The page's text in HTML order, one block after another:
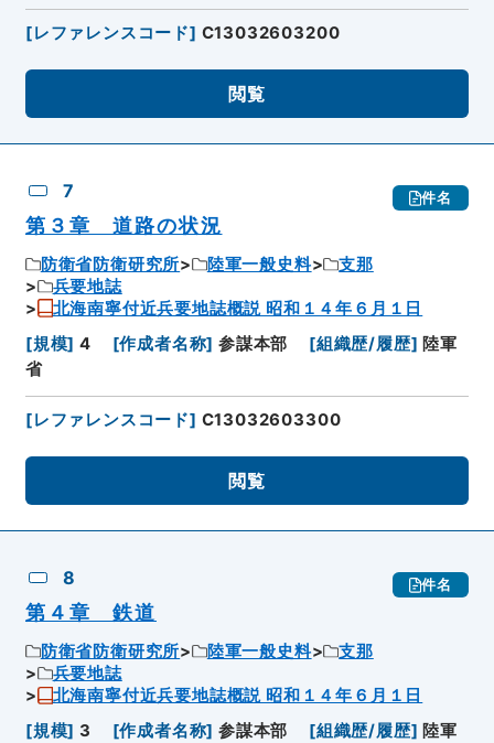
[レファレンスコード] C13032603200
閲覧
7 件名
第３章 道路の状況
防衛省防衛研究所 陸軍一般史料
支那
兵要地誌
北海南寧付近兵要地誌概説 昭和１４年６月１日
[規模] 4 [作成者名称] 参謀本部 [組織歴/履歴] 陸軍
省
[レファレンスコード] C13032603300
閲覧
8 件名
第４章 鉄道
防衛省防衛研究所 陸軍一般史料
支那
兵要地誌
北海南寧付近兵要地誌概説 昭和１４年６月１日
[規模] 3 [作成者名称] 参謀本部 [組織歴/履歴] 陸軍